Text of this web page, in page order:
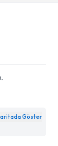
Göster